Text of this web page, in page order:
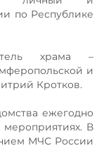
по Республике
храма –
и
Кротков.
ежегодно
мероприятиях. В
МЧС России